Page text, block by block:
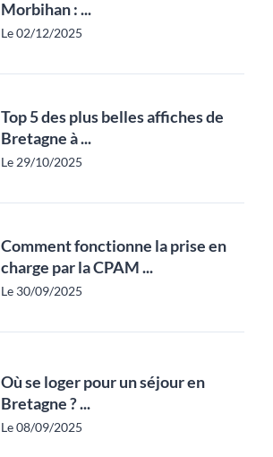
Morbihan : ...
Le 02/12/2025
Top 5 des plus belles affiches de
Bretagne à ...
Le 29/10/2025
Comment fonctionne la prise en
charge par la CPAM ...
Le 30/09/2025
Où se loger pour un séjour en
Bretagne ? ...
Le 08/09/2025